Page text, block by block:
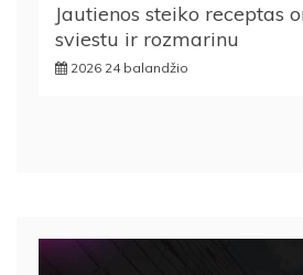
Jautienos steiko receptas
sviestu ir rozmarinu
2026 24 balandžio